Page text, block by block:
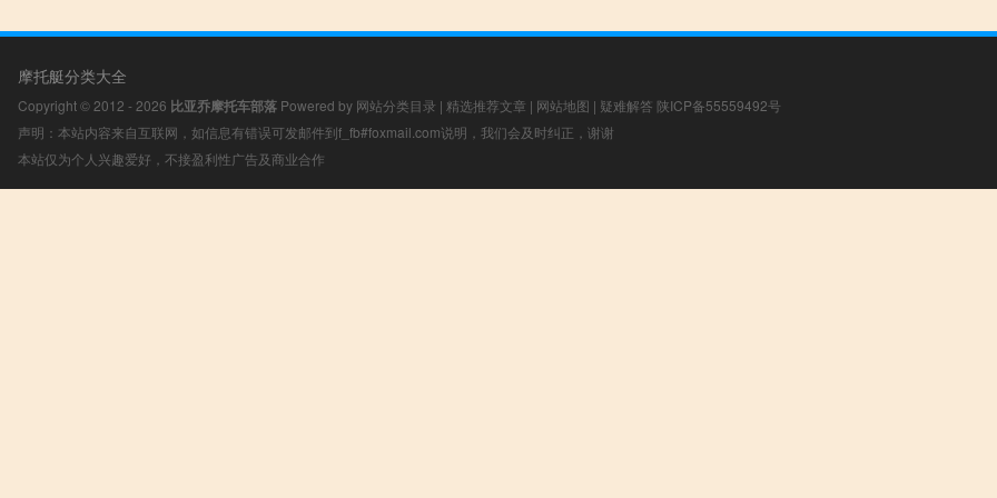
摩托艇分类大全
Copyright © 2012 - 2026 比亚乔摩托车部落 Powered by 网站分类目录 | 精选推荐文章 | 网站地图 | 疑难解答 陕ICP备55559492号
声明：本站内容来自互联网，如信息有错误可发邮件到f_fb#foxmail.com说明，我们会及时纠正，谢谢
本站仅为个人兴趣爱好，不接盈利性广告及商业合作